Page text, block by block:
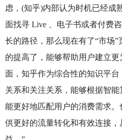
虑，(知乎)内部认为时机已经成
面找寻 Live 、电子书或者付费
长的路径，那么现在有了“市场
的提高了，能够帮助用户建立
面，知乎作为综合性的知识平
关系和关注关系，能够根据智
能更好地匹配用户的消费需求。
供更好的流量转化和有效连接